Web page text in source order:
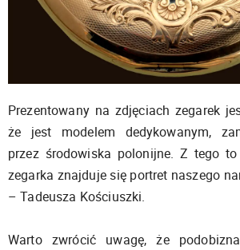
Prezentowany na zdjęciach zegarek
że jest modelem dedykowanym,
przez środowiska polonijne. Z tego
zegarka znajduje się portret naszego
– Tadeusza Kościuszki.
Warto zwrócić uwagę, że